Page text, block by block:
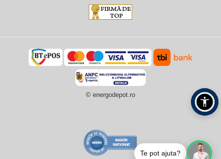
© energodepot.ro
Te pot ajuta?